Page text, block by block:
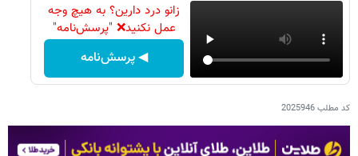
زانو درد دارین؟ به هیچ وجه
عمل نکنید❌ "پرسش‌نامه"
◀ پرسش‌نامه
کد مطلب2025946